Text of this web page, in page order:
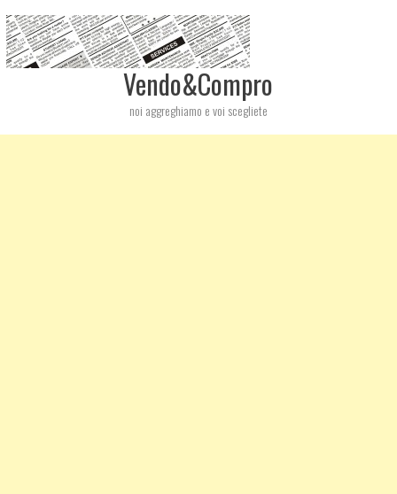
Vendo&Compro
noi aggreghiamo e voi scegliete